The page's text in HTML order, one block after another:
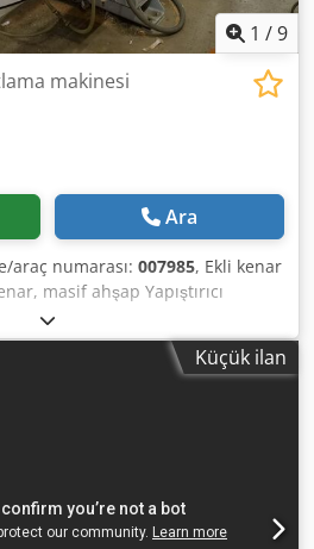
1 /9
makinesi
Ara
araç numarası: 007985, Ekli kenar
masif ahşap Yapıştırıcı
katılma: evet Çok fonksiyonlu
Th Dsnuskr Maksimum ilerleme
panel kalınlığı: 60 mm Çalışma
Küçük ilan